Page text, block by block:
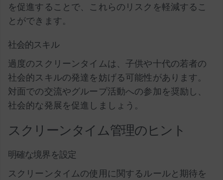
を促進することで、これらのリスクを軽減するこ
とができます。
社会的スキル
過度のスクリーンタイムは、子供や十代の若者の
社会的スキルの発達を妨げる可能性があります。
対面での交流やグループ活動への参加を奨励し、
社会的な発展を促進しましょう。
スクリーンタイム管理のヒント
明確な境界を設定
スクリーンタイムの使用に関するルールと期待を